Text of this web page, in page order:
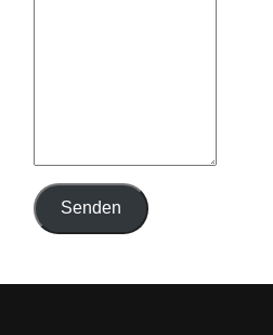
Senden